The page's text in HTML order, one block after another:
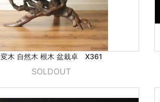
変木 自然木 根木 盆栽卓 X361
SOLDOUT